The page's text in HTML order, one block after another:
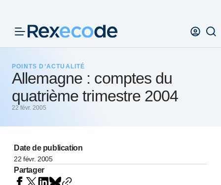
POINTS D’ACTUALITÉ
Allemagne : comptes du
quatrième trimestre 2004
22 févr. 2005
Date de publication
22 févr. 2005
Partager